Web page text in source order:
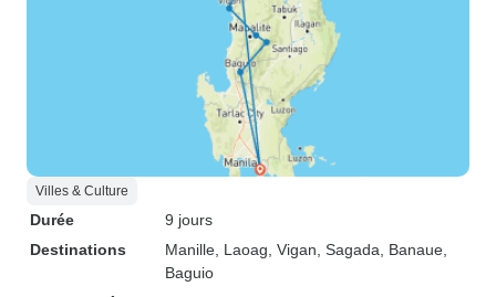
destination, vivre un choc culturel,
passer du temps avec les locaux,
etc., ce voyage, sur le papier,
n'était vraiment pas pour moi
(l'expérience des îles philippines
en général semble être plus axée
sur les gens qui profitent du climat
tropical et font la fête pour pas
cher), mais je l'ai quand même
apprécié, ce qui veut dire
beaucoup de choses.
Villes & Culture
Durée
9 jours
Destinations
Manille , Laoag , Vigan , Sagada , Banaue
Baguio